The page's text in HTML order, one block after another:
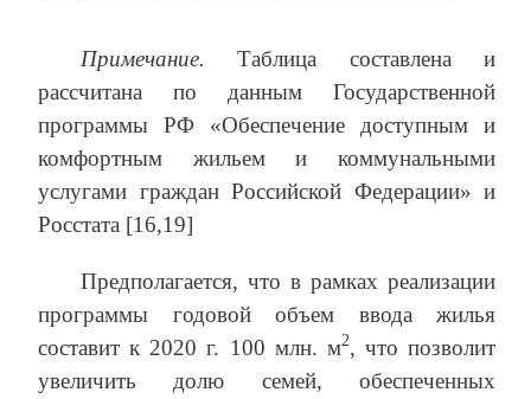
Примечание. Таблица составлена и
рассчитана по данным Государственной
программы РФ «Обеспечение доступным и
комфортным жильем и коммунальными
услугами граждан Российской Федерации» и
Росстата [16,19]
Предполагается, что в рамках реализации
программы годовой объем ввода жилья
составит к 2020 г. 100 млн. м2, что позволит
увеличить долю семей, обеспеченных